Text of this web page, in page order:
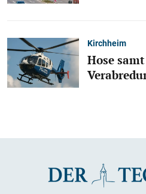
Kirchheim
Hose